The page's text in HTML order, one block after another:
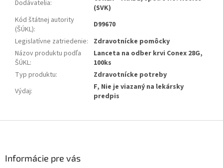
Dodávatelia:
(SVK)
Kód štátnej autority
(ŠÚKL):
D99670
Legislatívne zatriedenie:
Zdravotnícke pomôcky
Názov produktu podľa
ŠÚKL:
Lanceta na odber krvi Conex 28G,
100ks
Typ produktu:
Zdravotnícke potreby
Výdaj:
F, Nie je viazaný na lekársky
predpis
Informácie pre vás